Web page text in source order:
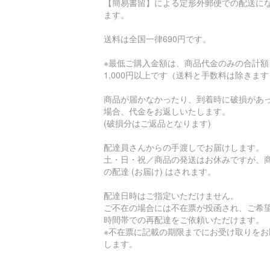
【簡易書留】による定形外郵便での配送に
ます。
送料は全国一律690円です。
※最低ご購入金額は、商品代金のみの合計額
1,000円以上です（送料と手数料は除きます
商品が届かなかったり、到着時に破損があ
場合、代金をお返しいたします。
(破損分はご返品となります)
配達員さんからの手渡しでお届けします。
土・日・祝／商品の発送はお休みですが、
の配達 (お届け) はされます。
配達日時はご指定いただけません。
ご不在の場合には不在票が投函され、ご希
時間帯での再配達をご依頼いただけます。
※不在票に記載の期限までにお受け取りを
します。